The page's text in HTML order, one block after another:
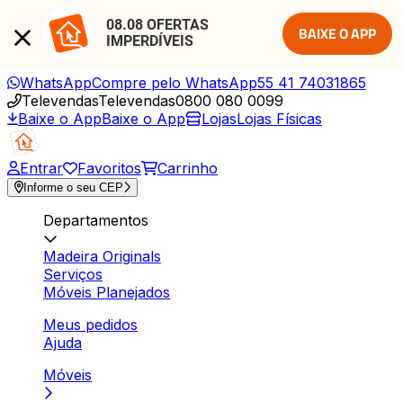
08.08 OFERTAS
IMPERDÍVEIS
BAIXE O APP
WhatsAppCompre pelo WhatsApp55 41 74031865
TelevendasTelevendas0800 080 0099
Baixe o AppBaixe o App LojasLojas Físicas
Entrar Favoritos Carrinho
Informe o seu CEP
Departamentos
Madeira Originals
Serviços
Móveis Planejados
Meus pedidos
Ajuda
Móveis